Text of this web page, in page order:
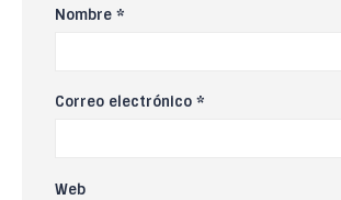
Nombre *
Correo electrónico *
Web